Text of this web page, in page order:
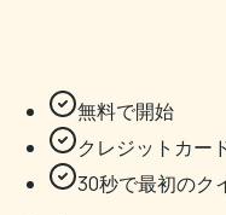
無料で開始
クレジットカー
30秒で最初のク